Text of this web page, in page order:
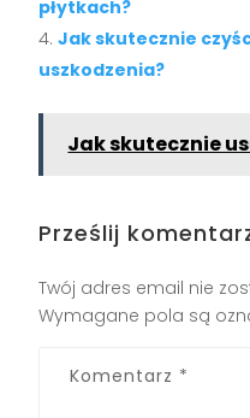
płytkach?
Jak skutecznie
uszkodzenia?
Jak skutecznie
Prześlij
Twój adres email nie
Wymagane pola są